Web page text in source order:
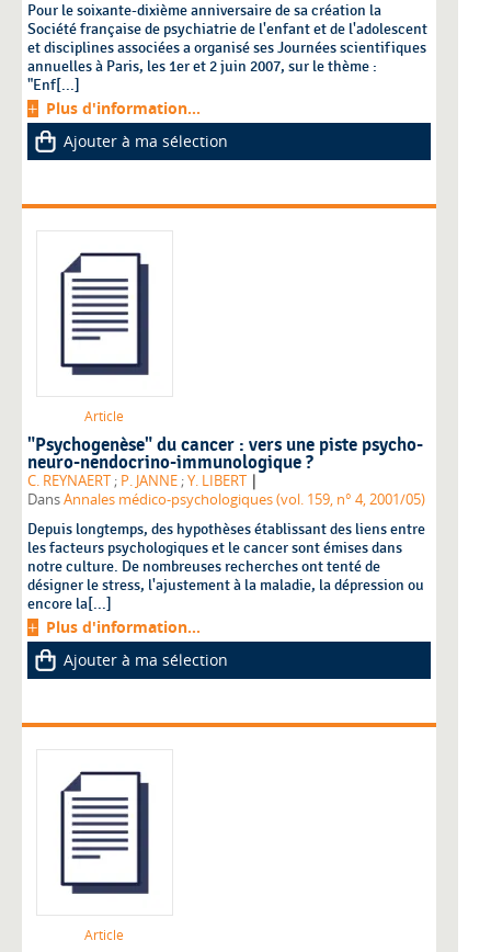
Pour le soixante-dixième anniversaire de sa création la
Société française de psychiatrie de l'enfant et de l'adolescent
et disciplines associées a organisé ses Journées scientifiques
annuelles à Paris, les 1er et 2 juin 2007, sur le thème :
"Enf[...]
Plus d'information...
Ajouter à ma sélection
Article
"Psychogenèse" du cancer : vers une piste psycho-
neuro-nendocrino-immunologique ?
C. REYNAERT ; P. JANNE ;Y. LIBERT |
DansAnnales médico-psychologiques (vol. 159, n° 4, 2001/05)
Depuis longtemps, des hypothèses établissant des liens entre
les facteurs psychologiques et le cancer sont émises dans
notre culture. De nombreuses recherches ont tenté de
désigner le stress, l'ajustement à la maladie, la dépression ou
encore la[...]
Plus d'information...
Ajouter à ma sélection
Article